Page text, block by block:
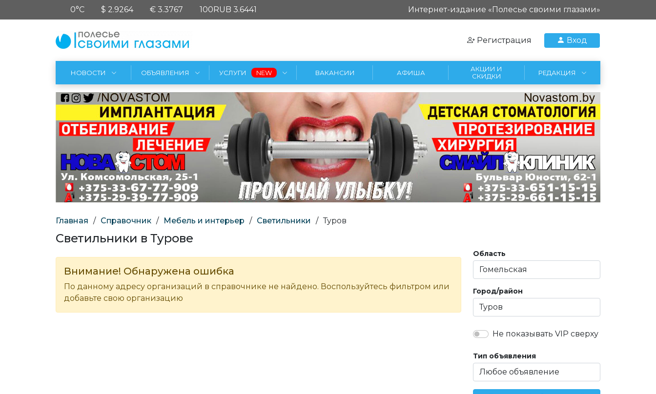
0°C $ 2.9264 € 3.3767 100RUB 3.6441 Интернет-издание «Полесье своими глазами»
Регистрация Вход
НОВОСТИ ОБЪЯВЛЕНИЯ УСЛУГИ ВАКАНСИИ АФИША
АКЦИИ И
СКИДКИ
РЕДАКЦИЯ
Главная / Справочник / Мебель и интерьер / Светильники / Туров
Светильники в Турове
Внимание! Обнаружена ошибка
По данному адресу организаций в справочнике не найдено. Воспользуйтесь фильтром или
добавьте свою организацию
Область
Город/район
Не показывать VIP сверху
Тип объявления